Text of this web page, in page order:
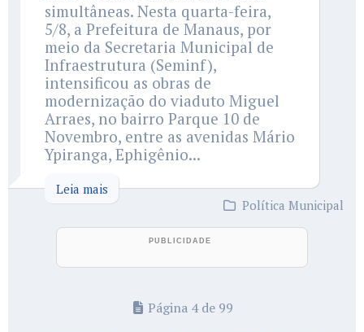
simultâneas. Nesta quarta-feira,
5/8, a Prefeitura de Manaus, por
meio da Secretaria Municipal de
Infraestrutura (Seminf),
intensificou as obras de
modernização do viaduto Miguel
Arraes, no bairro Parque 10 de
Novembro, entre as avenidas Mário
Ypiranga, Ephigênio...
Leia mais
Política Municipal
Página 4 de 99